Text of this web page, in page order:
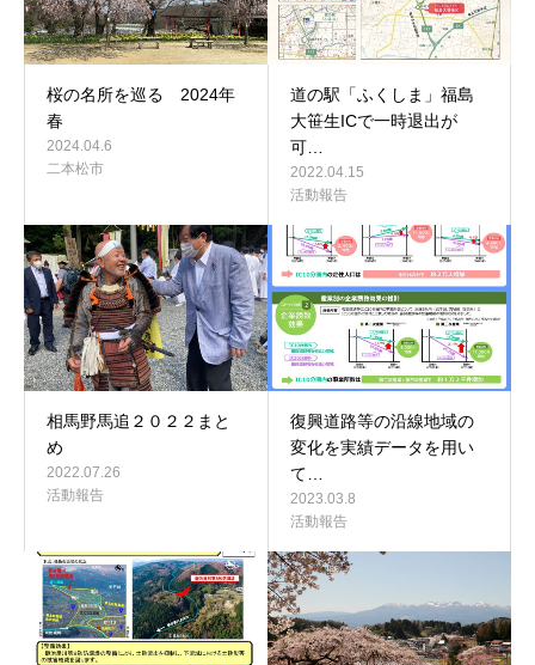
桜の名所を巡る 2024年
春
2024.04.6
二本松市
道の駅「ふくしま」福島
大笹生ICで一時退出が
可…
2022.04.15
活動報告
相馬野馬追２０２２まと
め
2022.07.26
活動報告
復興道路等の沿線地域の
変化を実績データを用い
て…
2023.03.8
活動報告